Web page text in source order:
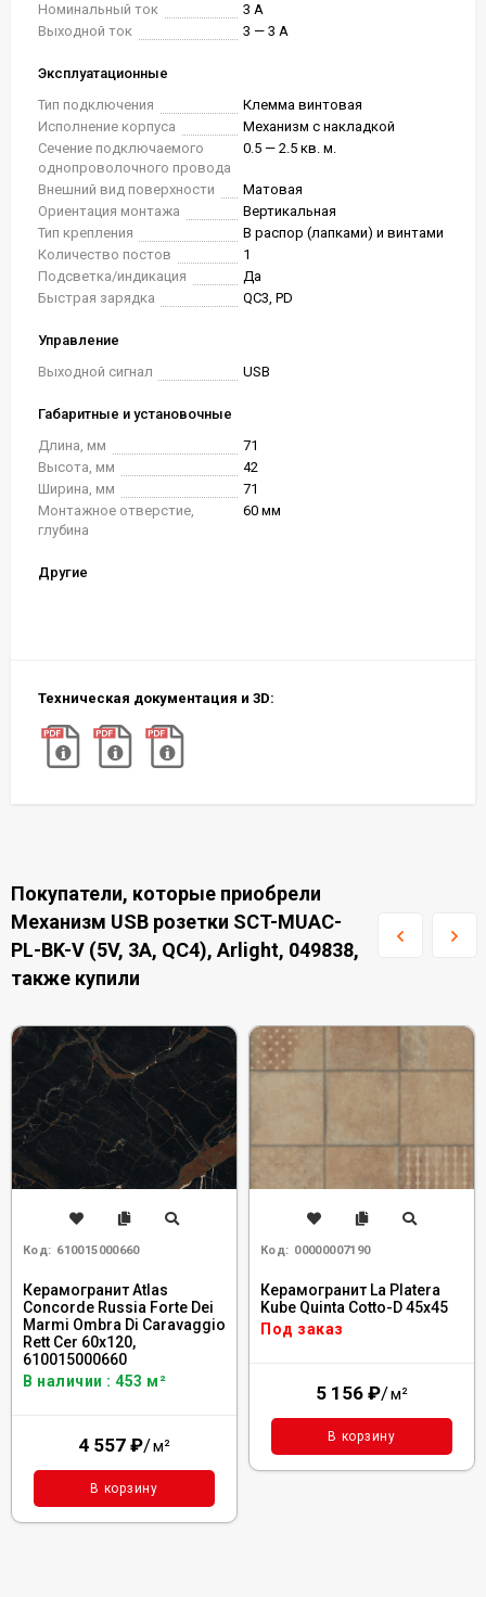
Номинальный ток
3 А
Выходной ток
3 — 3 А
Эксплуатационные
Тип подключения
Клемма винтовая
Исполнение корпуса
Механизм с накладкой
Сечение подключаемого
однопроволочного провода
0.5 — 2.5 кв. м.
Внешний вид поверхности
Матовая
Ориентация монтажа
Вертикальная
Тип крепления
В распор (лапками) и винтами
Количество постов
1
Подсветка/индикация
Да
Быстрая зарядка
QC3, PD
Управление
Выходной сигнал
USB
Габаритные и установочные
Длина, мм
71
Высота, мм
42
Ширина, мм
71
Монтажное отверстие,
глубина
60 мм
Другие
Техническая документация и 3D:
Покупатели, которые приобрели
Механизм USB розетки SCT-MUAC-
PL-BK-V (5V, 3A, QC4), Arlight, 049838,
также купили
Код: 610015000660
Керамогранит Atlas
Concorde Russia Forte Dei
Marmi Ombra Di Caravaggio
Rett Cer 60x120,
610015000660
В наличии : 453 м²
4 557 ₽/м²
В корзину
Код: 00000007190
Керамогранит La Platera
Kube Quinta Cotto-D 45x45
Под заказ
5 156 ₽/м²
В корзину